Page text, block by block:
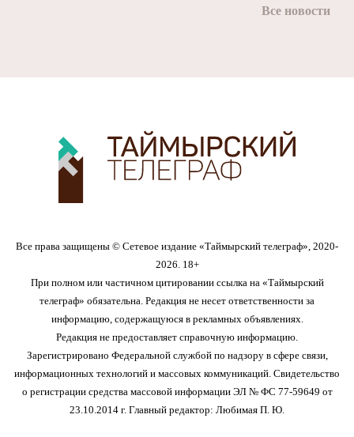
Все новости
Все права защищены © Сетевое издание «Таймырский телеграф», 2020-
2026. 18+
При полном или частичном цитировании ссылка на «Таймырский
телеграф» обязательна. Редакция не несет ответственности за
информацию, содержащуюся в рекламных объявлениях.
Редакция не предоставляет справочную информацию.
Зарегистрировано Федеральной службой по надзору в сфере связи,
информационных технологий и массовых коммуникаций. Свидетельство
о регистрации средства массовой информации ЭЛ № ФС 77-59649 от
23.10.2014 г. Главный редактор: Любимая П. Ю.